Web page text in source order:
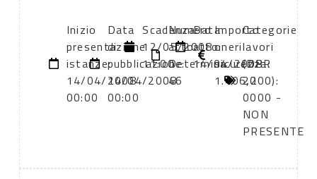
Inizio
presentazione
istanze:
14/04/2008
00:00
Data
di
pubblicazione:
14/04/2008
00:00
Scadenza:
12/05/2008
11:00
Numero
atto:
Determina
46
Data
atto:
14/04/2008
Importo
oneri
sicurezza:
1.406,2
Categorie
lavori
(DPR
2000):
0000 -
NON
PRESENTE